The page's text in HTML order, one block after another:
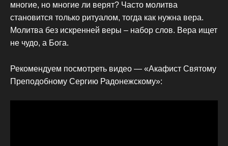
многие, но многие ли верят? Часто молитва
становится только ритуалом, тогда как нужна вера.
Молитва без искренней веры – набор слов. Вера ищет
не чудо, а Бога.
Рекомендуем посмотреть видео — «Акафист Святому
Преподобному Сергию Радонежскому»: